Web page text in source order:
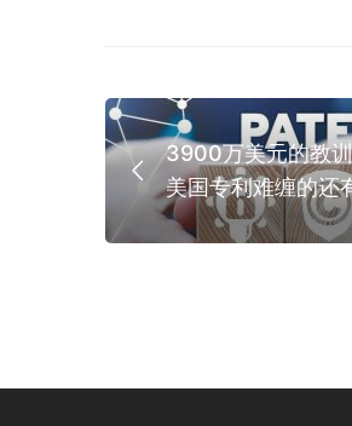
3900万美元的教
美国专利难缠的还